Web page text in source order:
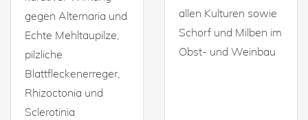
gegen Alternaria und
Echte Mehltaupilze,
pilzliche
Blattfleckenerreger,
Rhizoctonia und
Sclerotinia
allen Kulturen sowie
Schorf und Milben im
Obst- und Weinbau